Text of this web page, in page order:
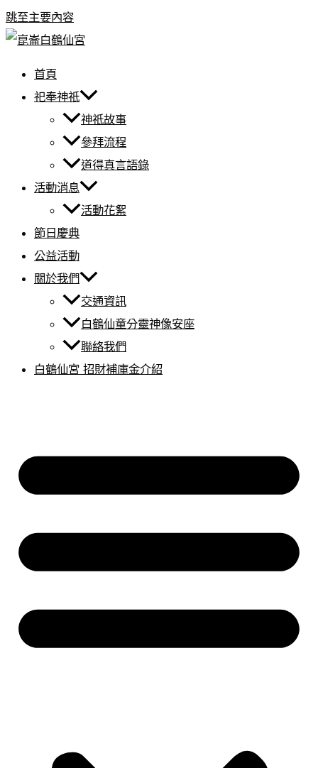
跳至主要內容
首頁
祀奉神祇
神祇故事
參拜流程
道得真言語錄
活動消息
活動花絮
節日慶典
公益活動
關於我們
交通資訊
白鶴仙童分靈神像安座
聯絡我們
白鶴仙宮 招財補庫金介紹